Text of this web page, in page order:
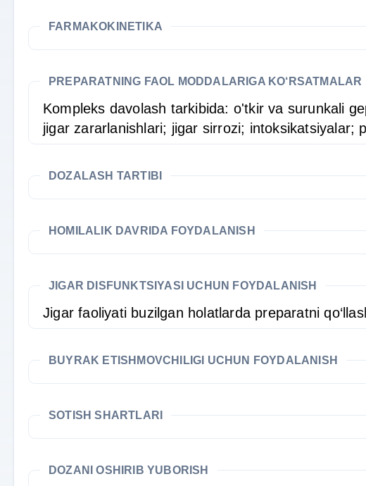
FARMAKOKINETIKA
PREPARATNING FAOL MODDALARIGA KO‘RSATMALAR
Kompleks davolash tarkibida: o'tkir va surunkali
jigar zararlanishlari; jigar sirrozi; intoksikatsiyalar;
DOZALASH TARTIBI
HOMILALIK DAVRIDA FOYDALANISH
JIGAR DISFUNKTSIYASI UCHUN FOYDALANISH
Jigar faoliyati buzilgan holatlarda preparatni
BUYRAK ETISHMOVCHILIGI UCHUN FOYDALANISH
SOTISH SHARTLARI
DOZANI OSHIRIB YUBORISH